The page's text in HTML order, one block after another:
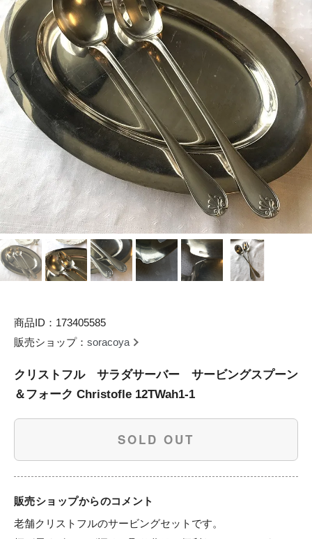
商品ID：173405585
販売ショップ： soracoya
クリストフル サラダサーバー サービングスプーン
＆フォーク Christofle 12TWah1-1
SOLD OUT
販売ショップからのコメント
老舗クリストフルのサービングセットです。